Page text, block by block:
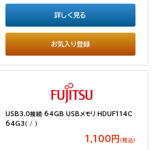
お気入り登録
詳しく見る
USB3.0接続 64GB USBメモリ HDUF114C
64G3（ / ）
1,100円 （税込）